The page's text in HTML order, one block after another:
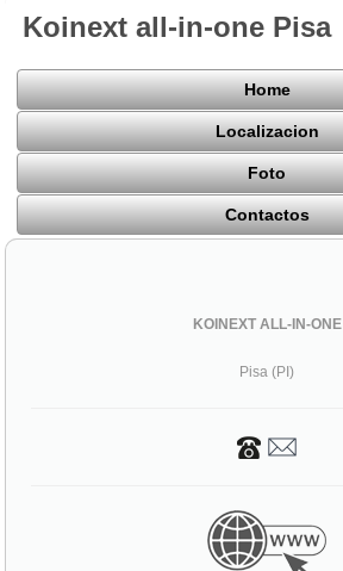
Koinext all-in-one Pisa
Home
Localizacion
Foto
Contactos
KOINEXT ALL-IN-ONE
Pisa (PI)